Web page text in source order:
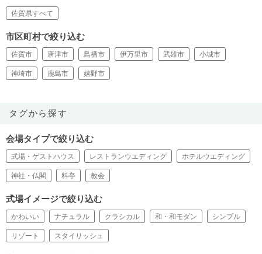
佐賀県すべて
市区町村で絞り込む
佐賀市 唐津市 鳥栖市 伊万里市 武雄市 小城市
神埼市 鹿島市 嬉野市
タグから探す
会場タイプで絞り込む
式場・ゲストハウス レストランウエディング ホテルウエディング
神社・仏閣 料亭 教会
式場イメージで絞り込む
かわいい ナチュラル クラシカル 和・和モダン シンプル
リゾート スタイリッシュ